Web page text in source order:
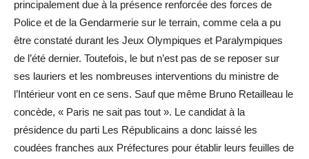
principalement due à la présence renforcée des forces de
Police et de la Gendarmerie sur le terrain, comme cela a pu
être constaté durant les Jeux Olympiques et Paralympiques
de l’été dernier. Toutefois, le but n’est pas de se reposer sur
ses lauriers et les nombreuses interventions du ministre de
l’Intérieur vont en ce sens. Sauf que même Bruno Retailleau le
concède, « Paris ne sait pas tout ». Le candidat à la
présidence du parti Les Républicains a donc laissé les
coudées franches aux Préfectures pour établir leurs feuilles de